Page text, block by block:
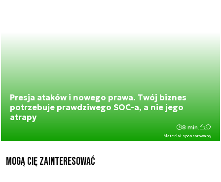
Presja ataków i nowego prawa. Twój biznes
potrzebuje prawdziwego SOC-a, a nie jego
atrapy
Materiał sponsorowany
8 min.
Mogą Cię zainteresować